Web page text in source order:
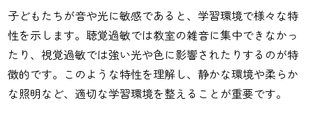
子どもたちが音や光に敏感であると、学習環境で様々な特
性を示します。聴覚過敏では教室の雑音に集中できなかっ
たり、視覚過敏では強い光や色に影響されたりするのが特
徴的です。このような特性を理解し、静かな環境や柔らか
な照明など、適切な学習環境を整えることが重要です。